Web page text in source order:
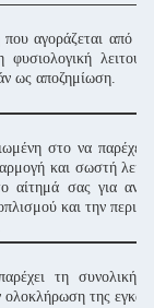
αγοράζεται από
φυσιολογική
ως αποζημίωση.
στο να
και σωστή
αίτημά σας για
και την
τη συνολική
της